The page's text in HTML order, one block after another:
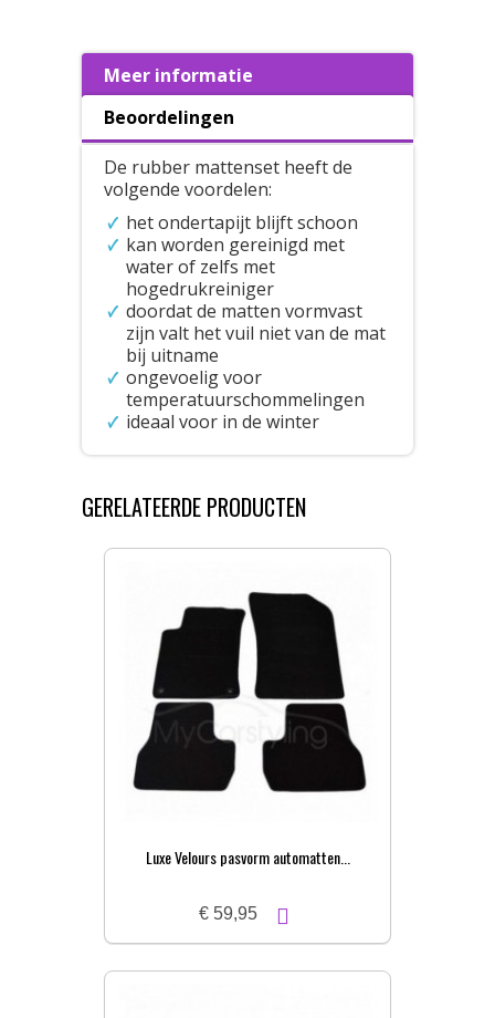
Meer informatie
Beoordelingen
De rubber mattenset heeft de
volgende voordelen:
het ondertapijt blijft schoon
kan worden gereinigd met
water of zelfs met
hogedrukreiniger
doordat de matten vormvast
zijn valt het vuil niet van de mat
bij uitname
ongevoelig voor
temperatuurschommelingen
ideaal voor in de winter
GERELATEERDE PRODUCTEN
Luxe Velours pasvorm automatten...
€ 59,95